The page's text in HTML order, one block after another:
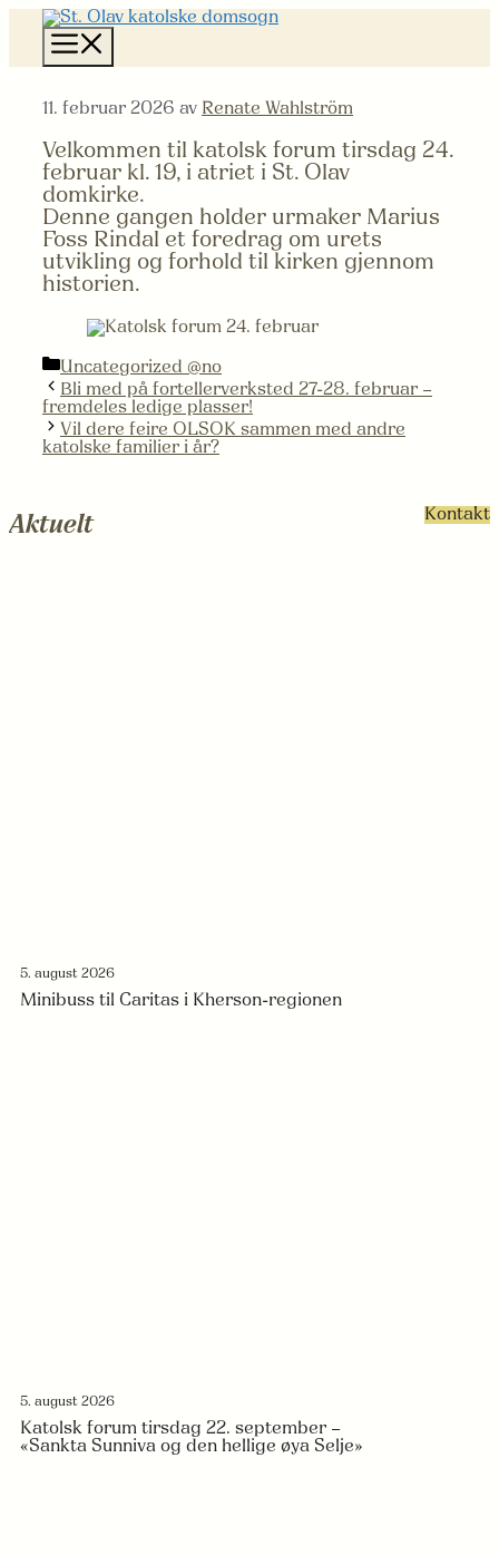
Hopp
innhold
11. februar 2026 av Renate Wahlström
Velkommen til katolsk forum tirsdag 24.
februar kl. 19, i atriet i St. Olav
domkirke.
Denne gangen holder urmaker Marius
Foss Rindal et foredrag om urets
utvikling og forhold til kirken gjennom
historien.
Kategorier
Uncategorized @no
Bli med på fortellerverksted 27-28. februar –
fremdeles ledige plasser!
Vil dere feire OLSOK sammen med andre
katolske familier i år?
Aktuelt Kontakt
5. august 2026
Minibuss til Caritas i Kherson-regionen
5. august 2026
Katolsk forum tirsdag 22. september –
«Sankta Sunniva og den hellige øya Selje»